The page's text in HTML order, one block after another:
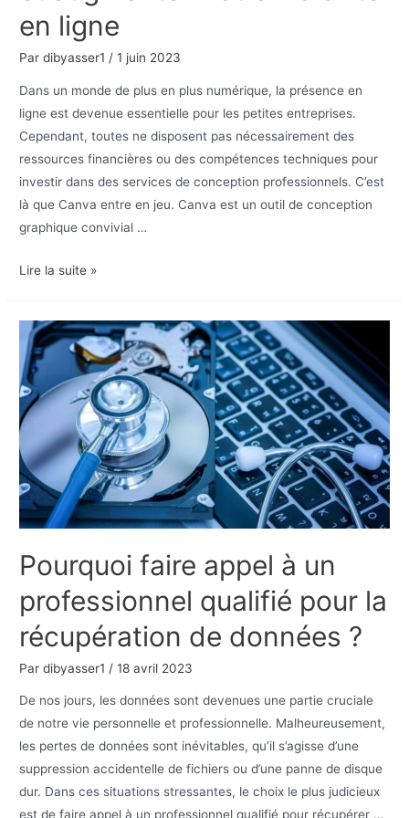
en ligne
Pardibyasser1 /1 juin 2023
Dans un monde de plus en plus numérique, la présence en
ligne est devenue essentielle pour les petites entreprises.
Cependant, toutes ne disposent pas nécessairement des
ressources financières ou des compétences techniques pour
investir dans des services de conception professionnels. C’est
là que Canva entre en jeu. Canva est un outil de conception
graphique convivial …
Formation
les
petites
entreprises
Développez
votre
créativité
et
augmentez
visibilité
ligne
Lire la suite »
Pourquoi faire appel à un
professionnel qualifié pour la
récupération de données ?
Pardibyasser1 /18 avril 2023
De nos jours, les données sont devenues une partie cruciale
de notre vie personnelle et professionnelle. Malheureusement,
les pertes de données sont inévitables, qu’il s’agisse d’une
suppression accidentelle de fichiers ou d’une panne de disque
dur. Dans ces situations stressantes, le choix le plus judicieux
est de faire appel à un professionnel qualifié pour récupérer …